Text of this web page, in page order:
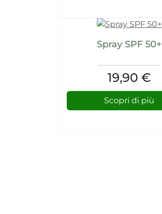
Spray SPF 50+
19,90 €
Scopri di più